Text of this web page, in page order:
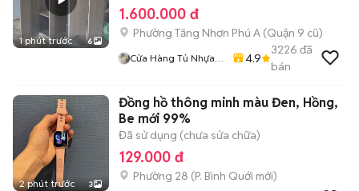
1 phút trước 6
1.600.000 đ
Phường Tăng Nhơn Phú A (Quận 9 cũ)
Cửa Hàng Tủ Nhựa
4.9
3226 đã
bán
2 phút trước 3
Đồng hồ thông minh màu Đen, Hồng,
Be mới 99%
Đã sử dụng (chưa sửa chữa)
129.000 đ
Phường 28 (P. Bình Quới mới)